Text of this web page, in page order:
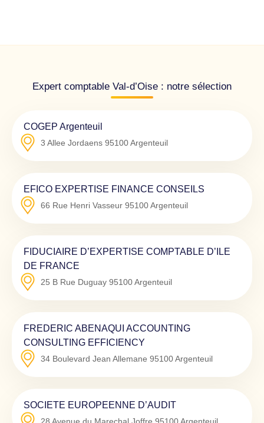
Expert comptable Val-d’Oise : notre sélection
COGEP Argenteuil
3 Allee Jordaens 95100Argenteuil
EFICO EXPERTISE FINANCE CONSEILS
66 Rue Henri Vasseur 95100Argenteuil
FIDUCIAIRE D’EXPERTISE COMPTABLE D’ILE
DE FRANCE
25 B Rue Duguay 95100Argenteuil
FREDERIC ABENAQUI ACCOUNTING
CONSULTING EFFICIENCY
34 Boulevard Jean Allemane 95100Argenteuil
SOCIETE EUROPEENNE D’AUDIT
28 Avenue du Marechal Joffre 95100 Argenteuil